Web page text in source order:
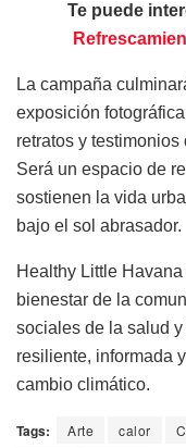
Te puede
La campaña
exposición
retratos y
Será un espacio de
sostienen la vida
bajo el sol abrasador.
Healthy Little
bienestar de la
sociales de la salud
resiliente, informada
cambio climático.
Tags: Arte calor